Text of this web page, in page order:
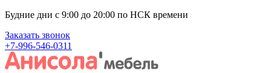
Будние дни с 9:00 до 20:00 по НСК времени
Заказать звонок
+7-996-546-0311